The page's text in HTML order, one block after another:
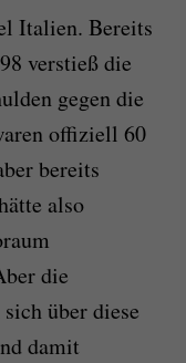
Italien. Bereits
verstieß die
gegen die
offiziell 60
bereits
also
die
über diese
damit